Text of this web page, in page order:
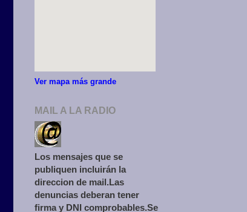
Ver mapa más grande
MAIL A LA RADIO
Los mensajes que se
publiquen incluirán la
direccion de mail.Las
denuncias deberan tener
firma y DNI comprobables.Se